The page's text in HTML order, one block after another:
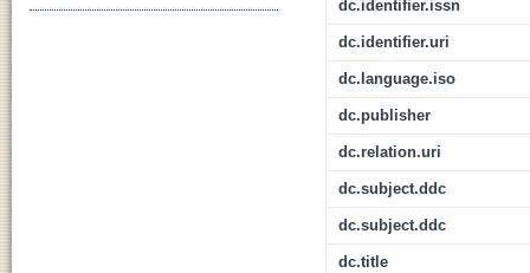
dc.identifier.issn
dc.identifier.uri
dc.language.iso
dc.publisher
dc.relation.uri
dc.subject.ddc
dc.subject.ddc
dc.title